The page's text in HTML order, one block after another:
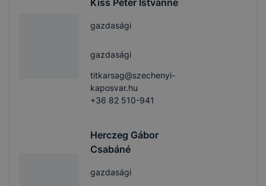
Kiss Péter Istvánné
gazdasági
gazdasági
titkarsag@szechenyi-
kaposvar.hu
+36 82 510-941
Herczeg Gábor
Csabáné
gazdasági